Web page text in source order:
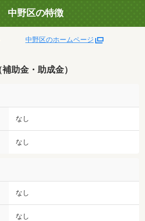
中野区の特徴
中野区のホームページ
助金・助成金）
なし
なし
なし
なし